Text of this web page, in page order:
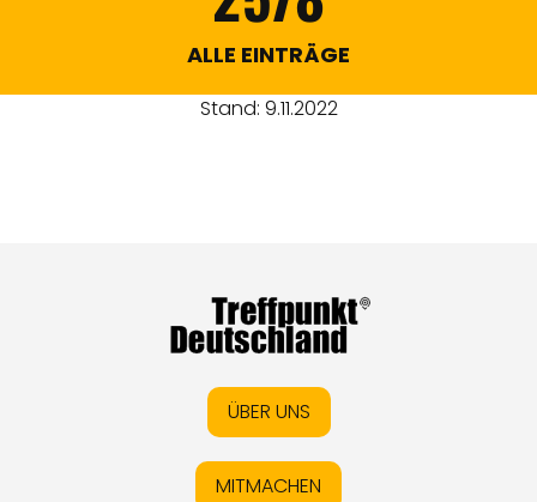
ALLE EINTRÄGE
Stand: 9.11.2022
ÜBER UNS
MITMACHEN